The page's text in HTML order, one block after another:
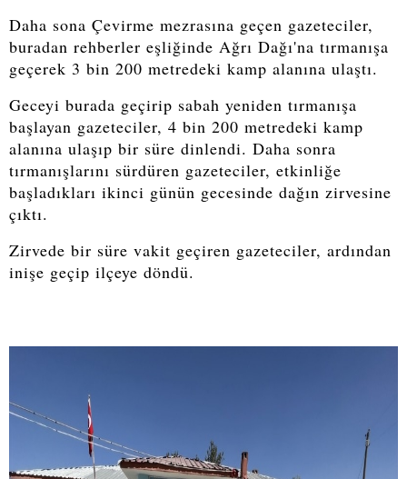
Daha sona Çevirme mezrasına geçen gazeteciler,
buradan rehberler eşliğinde Ağrı Dağı'na tırmanışa
geçerek 3 bin 200 metredeki kamp alanına ulaştı.
Geceyi burada geçirip sabah yeniden tırmanışa
başlayan gazeteciler, 4 bin 200 metredeki kamp
alanına ulaşıp bir süre dinlendi. Daha sonra
tırmanışlarını sürdüren gazeteciler, etkinliğe
başladıkları ikinci günün gecesinde dağın zirvesine
çıktı.
Zirvede bir süre vakit geçiren gazeteciler, ardından
inişe geçip ilçeye döndü.